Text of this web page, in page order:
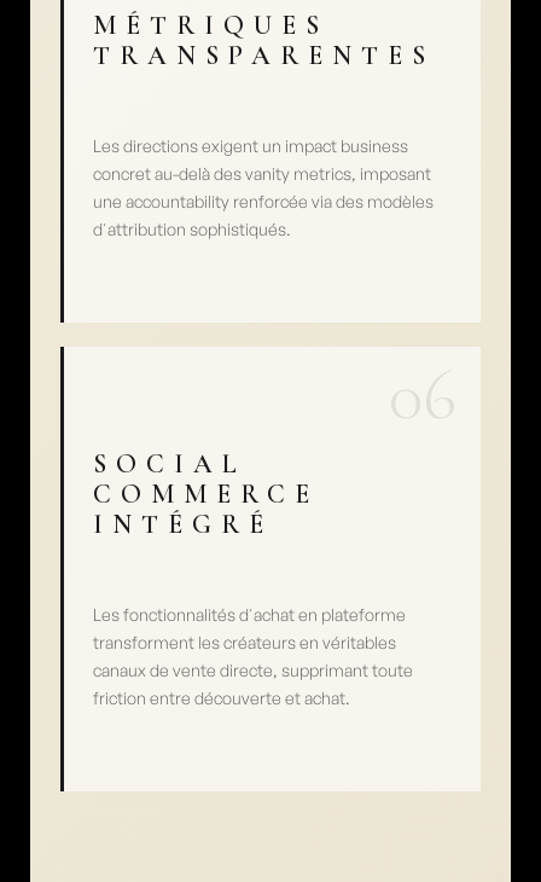
MÉTRIQUES
TRANSPARENTES
Les directions exigent un impact business
concret au-delà des vanity metrics, imposant
une accountability renforcée via des modèles
d'attribution sophistiqués.
06
SOCIAL
COMMERCE
INTÉGRÉ
Les fonctionnalités d'achat en plateforme
transforment les créateurs en véritables
canaux de vente directe, supprimant toute
friction entre découverte et achat.